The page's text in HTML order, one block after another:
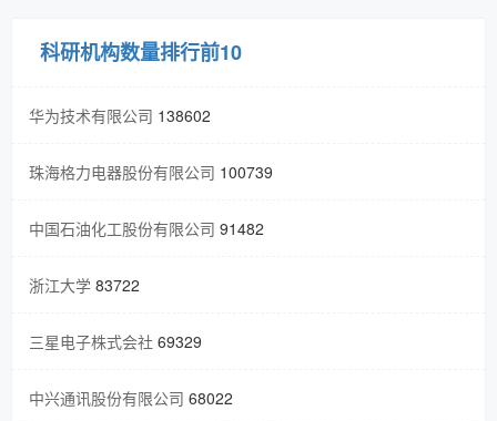
科研机构数量排行前10
华为技术有限公司 138602
珠海格力电器股份有限公司 100739
中国石油化工股份有限公司 91482
浙江大学 83722
三星电子株式会社 69329
中兴通讯股份有限公司 68022